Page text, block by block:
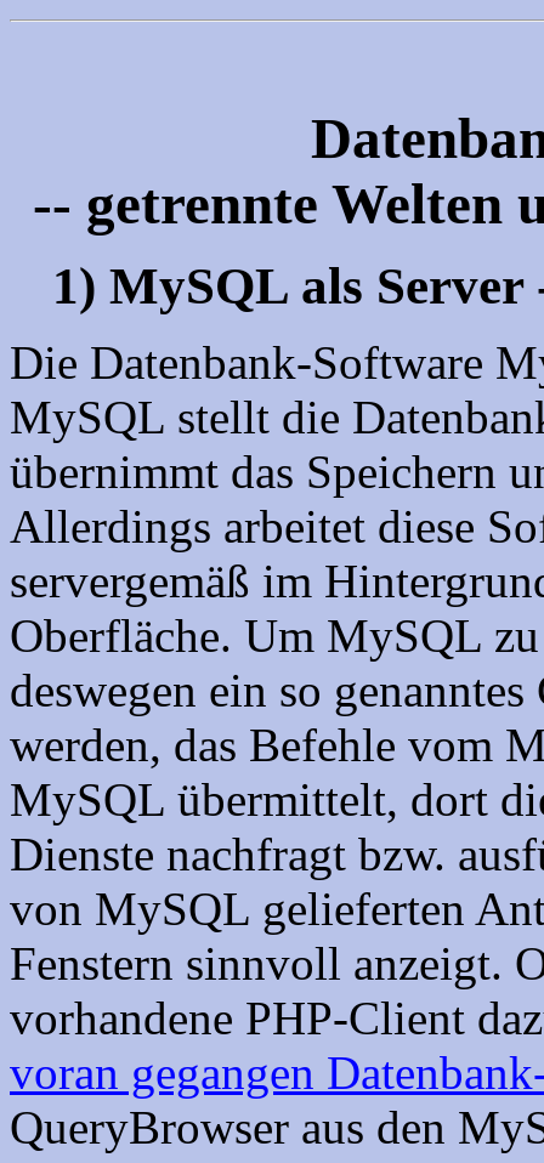
-- getrennte Welten
1) MySQL als
Die Datenbank-Software
MySQL stellt die
übernimmt das Speichern
Allerdings arbeitet diese
servergemäß im
Oberfläche. Um MySQL
deswegen ein so
werden, das Befehle vom
MySQL übermittelt, dort
Dienste nachfragt bzw.
von MySQL gelieferten
Fenstern sinnvoll anzeigt.
vorhandene PHP-Client
voran gegangen
QueryBrowser aus den